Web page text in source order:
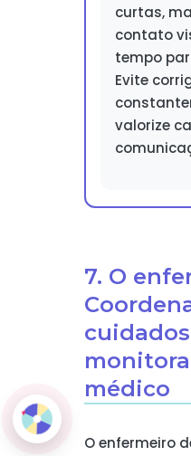
curtas,
contato
tempo
Evite
valorize
7. O
médico
O enfermeiro